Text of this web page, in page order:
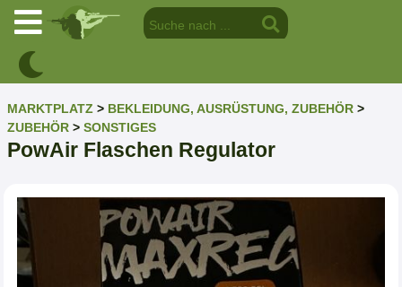
MARKTPLATZ > BEKLEIDUNG, AUSRÜSTUNG, ZUBEHÖR >
ZUBEHÖR > SONSTIGES
PowAir Flaschen Regulator